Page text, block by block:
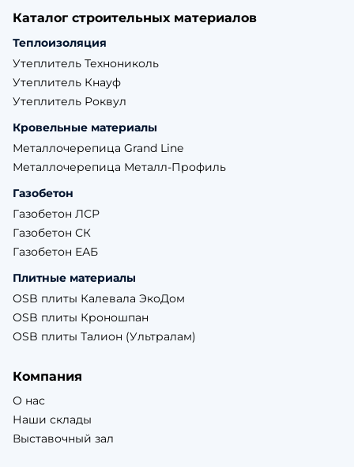
Каталог строительных материалов
Теплоизоляция
Утеплитель Технониколь
Утеплитель Кнауф
Утеплитель Роквул
Кровельные материалы
Металлочерепица Grand Line
Металлочерепица Металл-Профиль
Газобетон
Газобетон ЛСР
Газобетон СК
Газобетон ЕАБ
Плитные материалы
OSB плиты Калевала ЭкоДом
OSB плиты Кроношпан
OSB плиты Талион (Ультралам)
Компания
О нас
Наши склады
Выставочный зал